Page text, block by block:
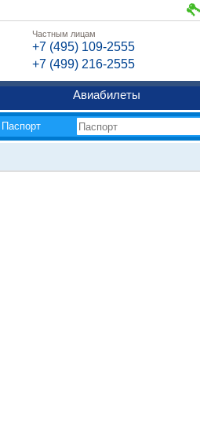
Частным лицам
+7 (495) 109-2555
+7 (499) 216-2555
Авиабилеты
Паспорт